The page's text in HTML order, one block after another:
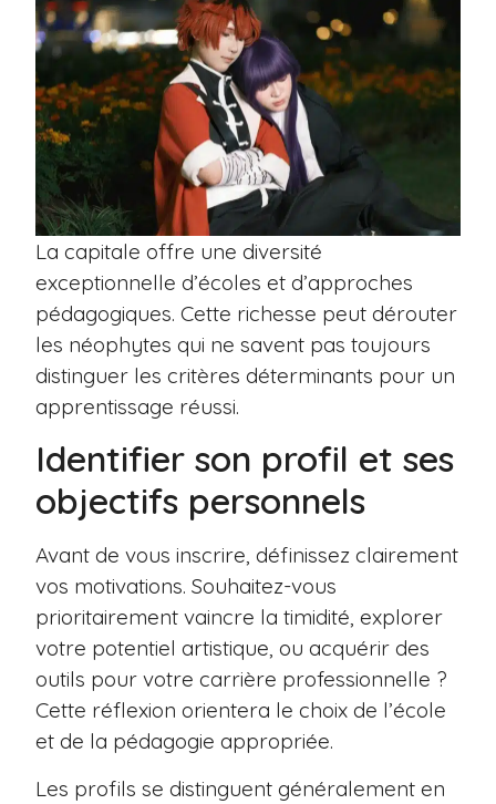
La capitale offre une diversité
exceptionnelle d’écoles et d’approches
pédagogiques. Cette richesse peut dérouter
les néophytes qui ne savent pas toujours
distinguer les critères déterminants pour un
apprentissage réussi.
Identifier son profil et ses
objectifs personnels
Avant de vous inscrire, définissez clairement
vos motivations. Souhaitez-vous
prioritairement vaincre la timidité, explorer
votre potentiel artistique, ou acquérir des
outils pour votre carrière professionnelle ?
Cette réflexion orientera le choix de l’école
et de la pédagogie appropriée.
Les profils se distinguent généralement en